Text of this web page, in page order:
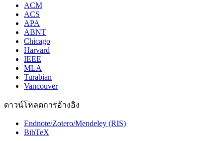
ACM
ACS
APA
ABNT
Chicago
Harvard
IEEE
MLA
Turabian
Vancouver
ดาวน์โหลดการอ้างอิง
Endnote/Zotero/Mendeley (RIS)
BibTeX